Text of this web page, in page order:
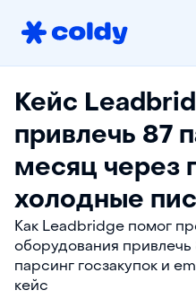
Кейс
привлечь 87
месяц через
холодные
Как Leadbridge помог
оборудования
парсинг госзакупок и
кейс